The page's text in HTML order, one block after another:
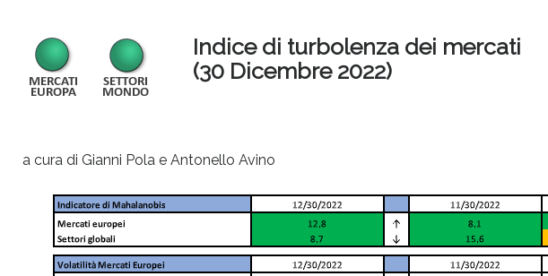
Indice di turbolenza dei mercati
(30 Dicembre 2022)
a cura di Gianni Pola e Antonello Avino